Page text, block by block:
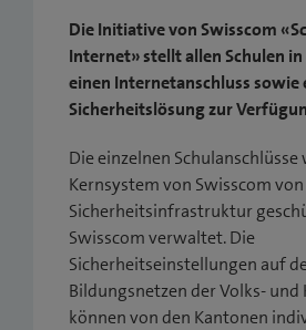
Die Initiative von Swisscom
Internet» stellt allen Schulen
einen Internetanschluss sowie
Sicherheitslösung zur
Die einzelnen
Kernsystem von Swisscom
Sicherheitsinfrastruktur
Swisscom verwaltet. Die
Sicherheitseinstellungen auf
Bildungsnetzen der Volks- und
können von den Kantonen